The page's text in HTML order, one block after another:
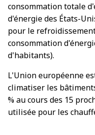
consommation totale
d'énergie des États-
pour le
consommation
d'habitants).
L'Union européenne
climatiser les
% au cours des 15
utilisée pour les